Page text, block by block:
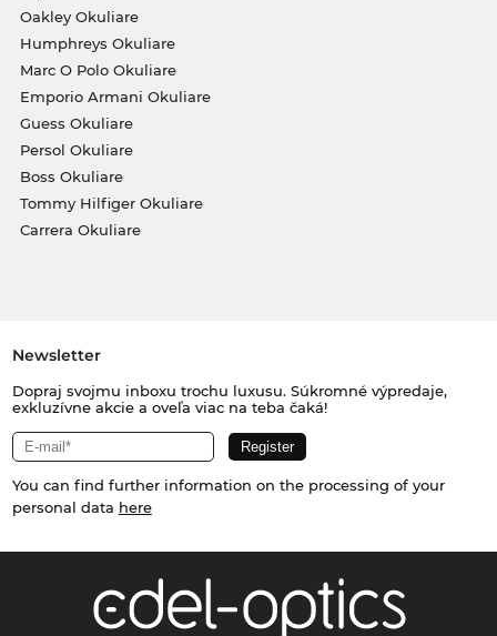
Oakley Okuliare
Humphreys Okuliare
Marc O Polo Okuliare
Emporio Armani Okuliare
Guess Okuliare
Persol Okuliare
Boss Okuliare
Tommy Hilfiger Okuliare
Carrera Okuliare
Newsletter
Dopraj svojmu inboxu trochu luxusu. Súkromné výpredaje,
exkluzívne akcie a oveľa viac na teba čaká!
You can find further information on the processing of your
personal data here